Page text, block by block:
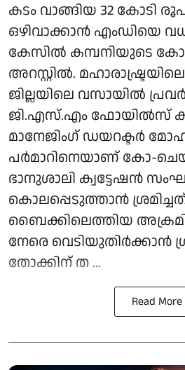
കടം വാങ്ങിയ 32 കോടി
ഒഴിവാക്കാൻ എംഡിയെ
കേസിൽ കമ്പനിയുടെ
അറസ്റ്റിൽ.
ജില്ലയിലെ വസായിൽ
ജി.എസ്.എം ഫോയിൽസ്
മാനേജിംഗ് ഡയറക്ടർ
പർമാറിനെയാണ് കോ-
ഭാനുശാലി ക്വട്ടേഷൻ
കൊലപ്പെടുത്താൻ
ബൈക്കിലെത്തിയ
നേരെ വെടിയുതിർക്കാൻ
തോക്കിന് ത ...
Read More